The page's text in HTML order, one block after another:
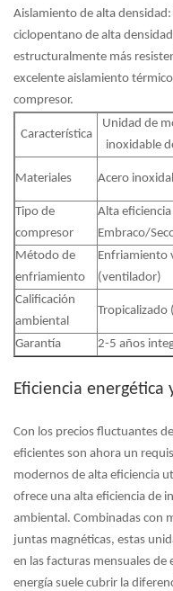
Aislamiento de alta densidad:
ciclopentano de alta
estructuralmente más
excelente aislamiento
compresor.
Característica
Unidad de
inoxidable
Materiales Acero
Tipo de
compresor
Alta
Embraco/
Método de
enfriamiento
Enfriamiento
(ventilador)
Calificación
ambiental
Tropicalizado
Garantía
2-5 años
Eficiencia energética
Con los precios fluctuantes
eficientes son ahora un
modernos de alta eficiencia
ofrece una alta eficiencia de
ambiental. Combinadas con
juntas magnéticas, estas
en las facturas mensuales
energía suele cubrir la